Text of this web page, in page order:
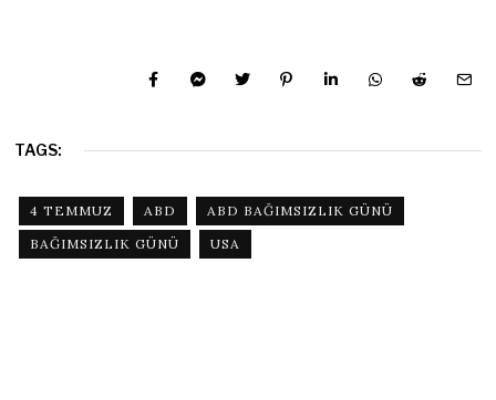
TAGS:
4 TEMMUZ ABD
ABD BAĞIMSIZLIK GÜNÜ
BAĞIMSIZLIK GÜNÜ
USA